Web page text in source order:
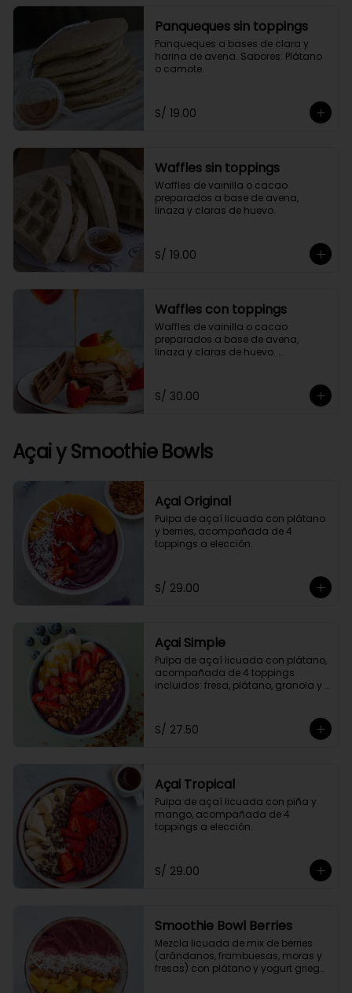
Panqueques sin toppings
Panqueques a bases de clara y
harina de avena. Sabores: Plátano
o camote.
S/ 19.00
Waffles sin toppings
Waffles de vainilla o cacao
preparados a base de avena,
linaza y claras de huevo.
S/ 19.00
Waffles con toppings
Waffles de vainilla o cacao
preparados a base de avena,
linaza y claras de huevo.
S/ 30.00
Açai y Smoothie Bowls
Açai Original
Pulpa de açaí licuada con plátano
y berries, acompañada de 4
toppings a elección.
S/ 29.00
Açai Simple
Pulpa de açaí licuada con plátano,
acompañada de 4 toppings
incluidos: fresa, plátano, granola y
S/ 27.50
Açai Tropical
Pulpa de açaí licuada con piña y
mango, acompañada de 4
toppings a elección.
S/ 29.00
Smoothie Bowl Berries
Mezcla licuada de mix de berries
(arándanos, frambuesas, moras y
fresas) con plátano y yogurt griego